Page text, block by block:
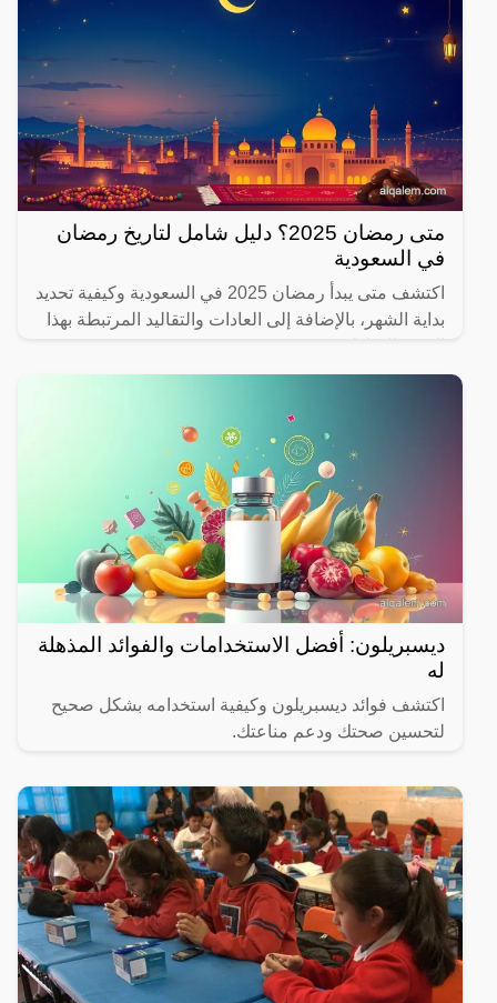
متى رمضان 2025؟ دليل شامل لتاريخ رمضان
في السعودية
اكتشف متى يبدأ رمضان 2025 في السعودية وكيفية تحديد
بداية الشهر، بالإضافة إلى العادات والتقاليد المرتبطة بهذا
ديسبريلون: أفضل الاستخدامات والفوائد المذهلة
له
اكتشف فوائد ديسبريلون وكيفية استخدامه بشكل صحيح
لتحسين صحتك ودعم مناعتك.